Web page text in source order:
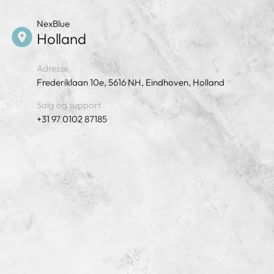
NexBlue
Holland
Adresse
Frederiklaan 10e, 5616 NH, Eindhoven, Holland
Salg og support
+31 97 0102 87185